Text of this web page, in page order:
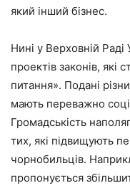
який інший бізнес.
Нині у Верховній Раді
проектів законів, які
питання». Подані
мають переважно
Громадськість
тих, які підвищують
чорнобильців.
пропонується